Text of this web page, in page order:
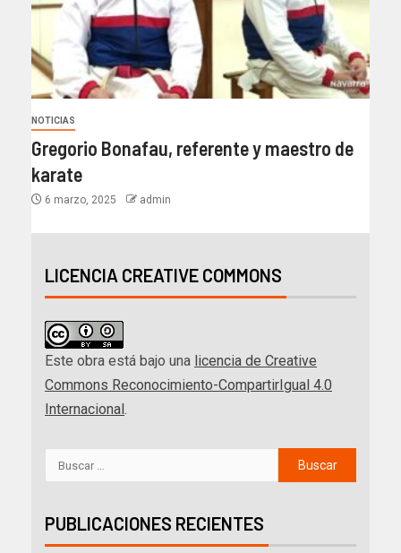
NOTICIAS
Gregorio Bonafau, referente y maestro de
karate
6 marzo, 2025 admin
LICENCIA CREATIVE COMMONS
Este obra está bajo una licencia de Creative
Commons Reconocimiento-CompartirIgual 4.0
Internacional.
PUBLICACIONES RECIENTES